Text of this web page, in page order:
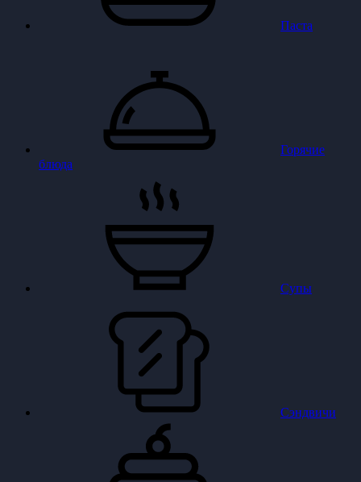
Паста
Горячие
блюда
Супы
Сэндвичи